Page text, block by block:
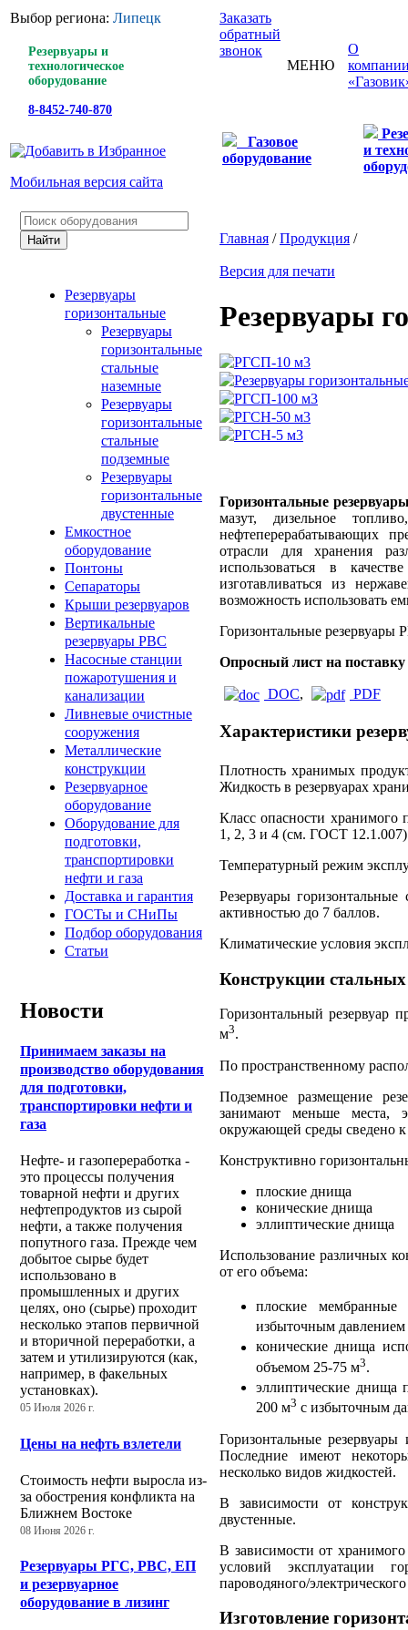
Выбор региона: Липецк
Резервуары и
технологическое
оборудование
8-8452-740-870
Мобильная версия сайта
Заказать
обратный
звонок
МЕНЮ
О
Газовое
оборудование
и
Резервуары
горизонтальные
Резервуары
горизонтальные
стальные
наземные
Резервуары
горизонтальные
стальные
подземные
Резервуары
горизонтальные
двустенные
Емкостное
оборудование
Понтоны
Сепараторы
Крыши резервуаров
Вертикальные
резервуары РВС
Насосные станции
пожаротушения и
канализации
Ливневые очистные
сооружения
Металлические
конструкции
Резервуарное
оборудование
Оборудование для
подготовки,
транспортировки
нефти и газа
Доставка и гарантия
ГОСТы и СНиПы
Подбор оборудования
Статьи
Новости
Принимаем заказы на
производство оборудования
для подготовки,
транспортировки нефти и
газа
Нефте- и газопереработка -
это процессы получения
товарной нефти и других
нефтепродуктов из сырой
нефти, а также получения
попутного газа. Прежде чем
добытое сырье будет
использовано в
промышленных и других
целях, оно (сырье) проходит
несколько этапов первичной
и вторичной переработки, а
затем и утилизируются (как,
например, в факельных
установках).
05 Июля 2026 г.
Цены на нефть взлетели
Стоимость нефти выросла из-
за обострения конфликта на
Ближнем Востоке
08 Июня 2026 г.
Резервуары РГС, РВС, ЕП
и резервуарное
оборудование в лизинг
Главная /Продукция /
Версия для печати
Резервуары
Горизонтальные
мазут, дизельное
нефтеперерабатывающих
отрасли для хранения
использоваться в
изготавливаться из
возможность использовать
Горизонтальные резервуары
Опросный лист на
DOC, PDF
Характеристики
Плотность хранимых
Жидкость в резервуарах
Класс опасности
1, 2, 3 и 4 (см. ГОСТ
Температурный режим
Резервуары
активностью до 7 баллов.
Климатические условия
Конструкции
Горизонтальный резервуар
м3.
По пространственному
Подземное размещение
занимают меньше места,
окружающей среды сведено
Конструктивно
плоские днища
конические днища
эллиптические днища
Использование различных
от его объема:
плоские
избыточным
конические днища
объемом 25-75 м3.
эллиптические днища
200 м3 с избыточным
Горизонтальные
Последние имеют
несколько видов жидкостей.
В зависимости от
двустенные.
В зависимости от
условий эксплуатации
пароводяного/
Изготовление